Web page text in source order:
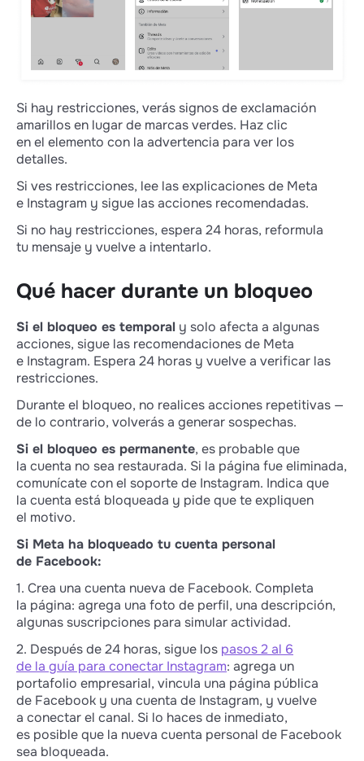
Si hay restricciones, verás signos de exclamación
amarillos en lugar de marcas verdes. Haz clic
en el elemento con la advertencia para ver los
detalles.
Si ves restricciones, lee las explicaciones de Meta
e Instagram y sigue las acciones recomendadas.
Si no hay restricciones, espera 24 horas, reformula
tu mensaje y vuelve a intentarlo.
Qué hacer durante un bloqueo
Si el bloqueo es temporal y solo afecta a algunas
acciones, sigue las recomendaciones de Meta
e Instagram. Espera 24 horas y vuelve a verificar las
restricciones.
Durante el bloqueo, no realices acciones repetitivas —
de lo contrario, volverás a generar sospechas.
Si el bloqueo es permanente, es probable que
la cuenta no sea restaurada. Si la página fue eliminada,
comunícate con el soporte de Instagram. Indica que
la cuenta está bloqueada y pide que te expliquen
el motivo.
Si Meta ha bloqueado tu cuenta personal
de Facebook:
1. Crea una cuenta nueva de Facebook. Completa
la página: agrega una foto de perfil, una descripción,
algunas suscripciones para simular actividad.
2. Después de 24 horas, sigue los pasos 2 al 6
de la guía para conectar Instagram: agrega un
portafolio empresarial, vincula una página pública
de Facebook y una cuenta de Instagram, y vuelve
a conectar el canal. Si lo haces de inmediato,
es posible que la nueva cuenta personal de Facebook
sea bloqueada.